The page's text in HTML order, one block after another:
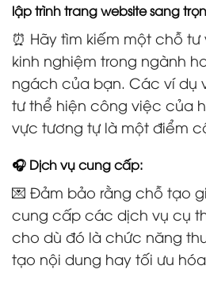
lập trình trang website sang
⏰ Hãy tìm kiếm một chỗ
kinh nghiệm trong ngành
ngách của bạn. Các ví dụ
tư thể hiện công việc của
vực tương tự là một điểm
🎧 Dịch vụ cung cấp:
💌 Đảm bảo rằng chỗ tạo
cung cấp các dịch vụ cụ
cho dù đó là chức năng
tạo nội dung hay tối ưu hóa